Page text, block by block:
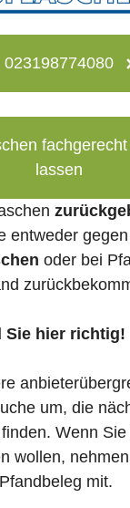
023198774080
lassen
entweder
oder bei
Sie hier richtig!
um, die
Wenn Sie
wollen,
mit.